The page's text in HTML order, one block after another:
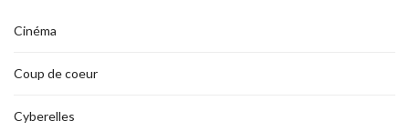
Cinéma
Coup de coeur
Cyberelles